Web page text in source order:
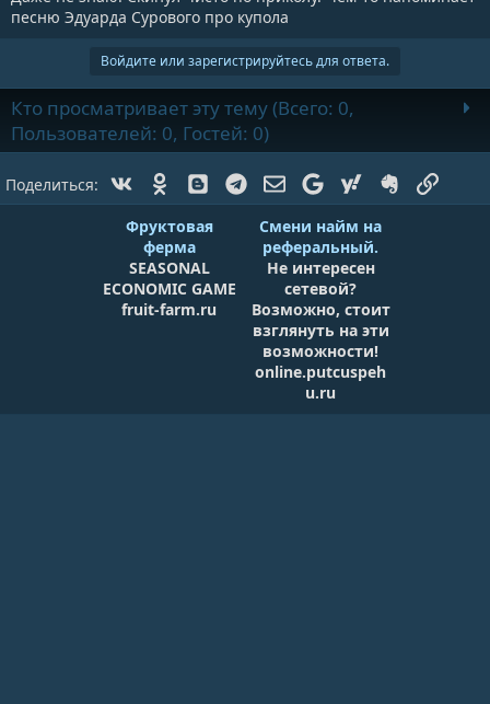
песню Эдуарда Сурового про купола
Войдите или зарегистрируйтесь для ответа.
Кто просматривает эту тему (Всего: 0,
Пользователей: 0, Гостей: 0)
Поделиться: Vk Ok BloggerTelegramЭлектронная почта
GoogleYahoo Evernote
Фруктовая
ферма
SEASONAL
ECONOMIC GAME
fruit-farm.ru
Смени найм на
реферальный.
Не интересен
сетевой?
Возможно, стоит
взглянуть на эти
возможности!
online.putcuspeh
u.ru